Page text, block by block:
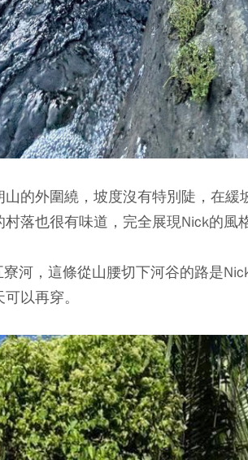
的外圍繞，坡度沒有特別陡，在緩
落也很有味道，完全展現Nick的風格
河，這條從山腰切下河谷的路是
以再穿。